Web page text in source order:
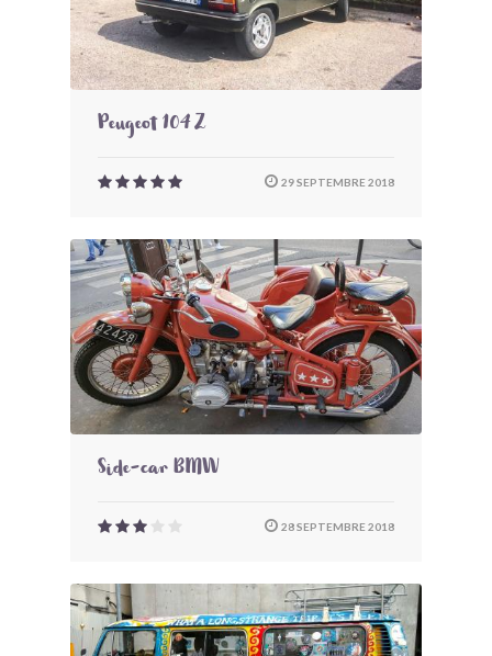
Peugeot 104 Z
29 SEPTEMBRE 2018
Side-car BMW
28 SEPTEMBRE 2018